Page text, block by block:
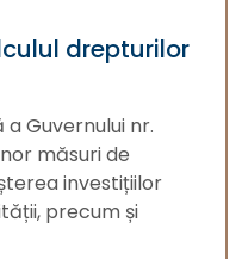
drepturilor
Guvernului nr.
măsuri de
investițiilor
precum și